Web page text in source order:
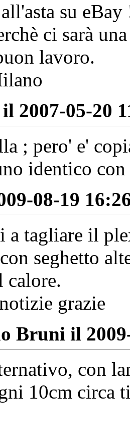
su
ci sarà
lavoro.
2007-05-20
; pero' e'
identico
08-19
a tagliare il
seghetto
calore.
grazie
Bruni il
con
10cm circa